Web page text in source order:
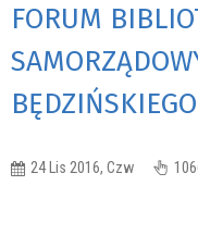
FORUM
BĘDZIŃSKIEGO
24 Lis 2016, Czw